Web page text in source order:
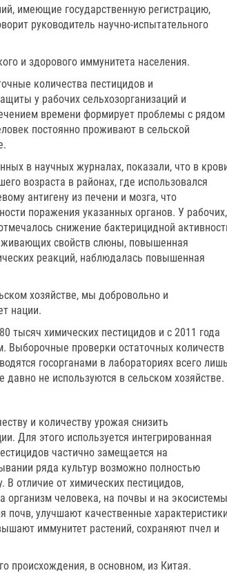
имеющие государственную регистрацию,
руководитель научно-испытательного
и здорового иммунитета населения.
количества пестицидов и
у рабочих сельхозорганизаций и
времени формирует проблемы с рядом
постоянно проживают в сельской
в научных журналах, показали, что в
возраста в районах, где использовался
антигену из печени и мозга, что
поражения указанных органов. У рабочих,
снижение бактерицидной
свойств слюны, повышенная
реакций, наблюдалась повышенная
хозяйстве, мы добровольно и
нации.
тысяч химических пестицидов и с 2011 года
Выборочные проверки остаточных количеств
госорганами в лабораториях всего
не используются в сельском хозяйстве.
и количеству урожая снизить
Для этого используется интегрированная
частично замещается на
ряда культур возможно полностью
В отличие от химических пестицидов,
организм человека, на почвы и на
почв, улучшают качественные
иммунитет растений, сохраняют пчел и
происхождения, в основном, из Китая.